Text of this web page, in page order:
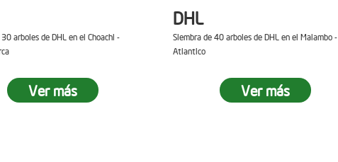
arboles de DHL en el Choachi -
Ver más
DHL
Siembra de 40 arboles de DHL en el Malambo -
Atlantico
Ver más